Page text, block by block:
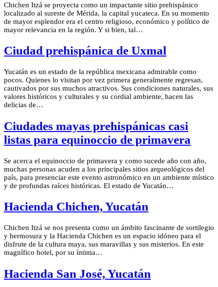
Chichen Itzá se proyecta como un impactante sitio prehispánico
localizado al sureste de Mérida, la capital yucateca. En su momento
de mayor esplendor era el centro religioso, económico y político de
mayor relevancia en la región. Y si bien, tal…
Ciudad prehispánica de Uxmal
Yucatán es un estado de la república mexicana admirable como
pocos. Quienes lo visitan por vez primera generalmente regresan,
cautivados por sus muchos atractivos. Sus condiciones naturales, sus
valores históricos y culturales y su cordial ambiente, hacen las
delicias de…
Ciudades mayas prehispánicas casi
listas para equinoccio de primavera
Se acerca el equinoccio de primavera y como sucede año con año,
muchas personas acuden a los principales sitios arqueológicos del
país, para presenciar este evento astronómico en un ambiente místico
y de profundas raíces históricas. El estado de Yucatán…
Hacienda Chichen, Yucatán
Chichen Itzá se nos presenta como un ámbito fascinante de sortilegio
y hermosura y la Hacienda Chichen es un espacio idóneo para el
disfrute de la cultura maya, sus maravillas y sus misterios. En este
magnífico hotel, por su íntima…
Hacienda San José, Yucatán